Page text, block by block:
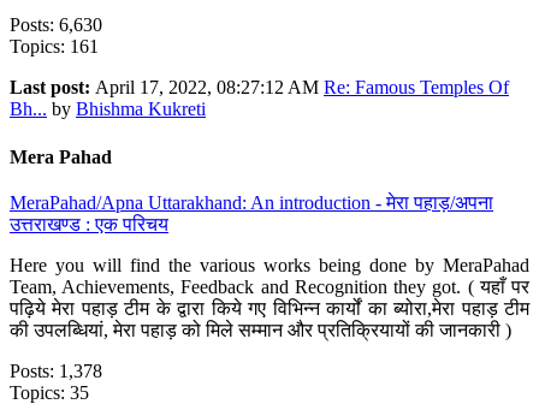
Posts: 6,630
Topics: 161
Last post: April 17, 2022, 08:27:12 AM Re: Famous Temples Of
Bh... by Bhishma Kukreti
Mera Pahad
MeraPahad/Apna Uttarakhand: An introduction - मेरा पहाड़/अपना
उत्तराखण्ड : एक परिचय
Here you will find the various works being done by MeraPahad
Team, Achievements, Feedback and Recognition they got. ( यहाँ पर
पढ़िये मेरा पहाड़ टीम के द्वारा किये गए विभिन्न कार्यों का ब्योरा,मेरा पहाड़ टीम
की उपलब्धियां, मेरा पहाड़ को मिले सम्मान और प्रतिक्रियायों की जानकारी )
Posts: 1,378
Topics: 35